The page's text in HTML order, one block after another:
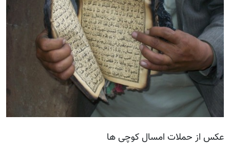
عکس از حملات امسال کوچی ها